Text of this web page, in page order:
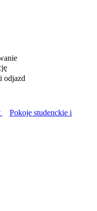
odjazd
Pokoje studenckie i